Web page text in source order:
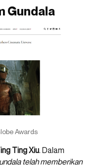
Gundala
Awards
Ting Xiu. Dalam
telah memberikan